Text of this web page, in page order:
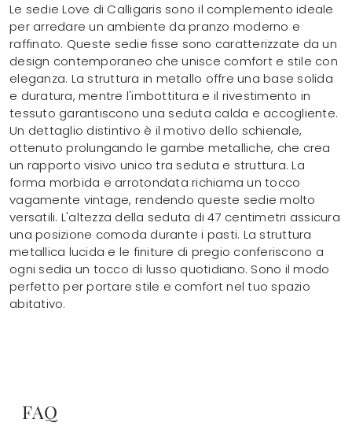
Le sedie Love di Calligaris sono il complemento ideale
per arredare un ambiente da pranzo moderno e
raffinato. Queste sedie fisse sono caratterizzate da un
design contemporaneo che unisce comfort e stile con
eleganza. La struttura in metallo offre una base solida
e duratura, mentre l'imbottitura e il rivestimento in
tessuto garantiscono una seduta calda e accogliente.
Un dettaglio distintivo è il motivo dello schienale,
ottenuto prolungando le gambe metalliche, che crea
un rapporto visivo unico tra seduta e struttura. La
forma morbida e arrotondata richiama un tocco
vagamente vintage, rendendo queste sedie molto
versatili. L'altezza della seduta di 47 centimetri assicura
una posizione comoda durante i pasti. La struttura
metallica lucida e le finiture di pregio conferiscono a
ogni sedia un tocco di lusso quotidiano. Sono il modo
perfetto per portare stile e comfort nel tuo spazio
abitativo.
FAQ